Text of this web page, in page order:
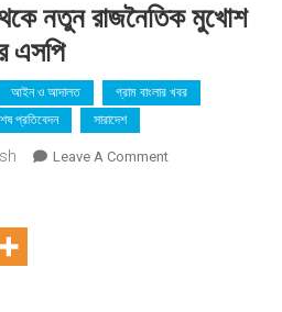
নতুন রাজনৈতিক মুখোশ
এসপি
আইন ও আদালত
গ্রাম বাংলার খবর
প্রতিবেদন সারাদেশ
Leave A CommentOn